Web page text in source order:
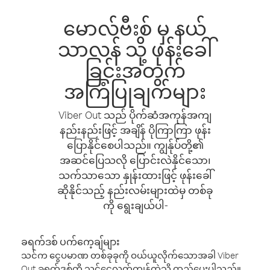
မောလ်ဗီးစ် မှ နယ်
သာလန် သို့ ဖုန်းခေါ်
ခြင်းအတွက်
အကြံပြုချက်များ
Viber Out သည် ပိုက်ဆံအကုန်အကျ
နည်းနည်းဖြင့် အချိန် ပိုကြာကြာ ဖုန်း
ပြောနိုင်စေပါသည်။ ကျွန်ုပ်တို့၏
အဆင်ပြေသလို ပြောင်းလဲနိုင်သော၊
သက်သာသော နှုန်းထားဖြင့် ဖုန်းခေါ်
ဆိုနိုင်သည့် နည်းလမ်းများထဲမှ တစ်ခု
ကို ရွေးချယ်ပါ-
ခရက်ဒစ် ပက်ကေ့ချ်များ
သင်က ငွေပမာဏ တစ်ခုခုကို ဝယ်ယူလိုက်သောအခါ Viber